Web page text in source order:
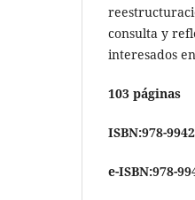
consulta y
interesados
103 páginas
ISBN:978-
e-ISBN:978-